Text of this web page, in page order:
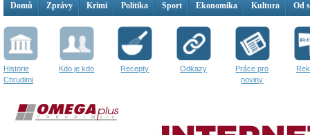
Domů Zprávy Krimi Politika Sport Ekonomika Kultura Od
Historie
Chrudimi
Kdo je kdo Recepty Odkazy
Práce pro
noviny